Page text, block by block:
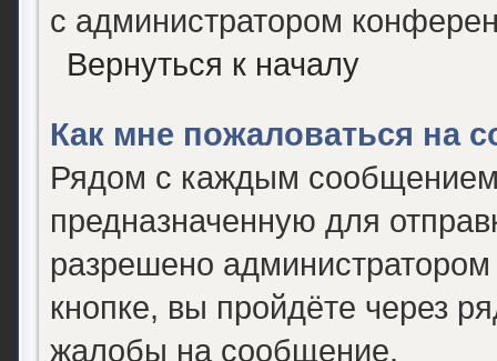
с администратором
Вернуться к началу
Как мне пожаловаться на
Рядом с каждым сообщением
предназначенную для
разрешено
кнопке, вы пройдёте через
жалобы на сообщение.